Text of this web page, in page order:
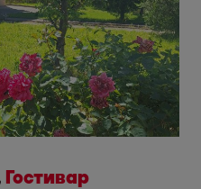
Гостивар